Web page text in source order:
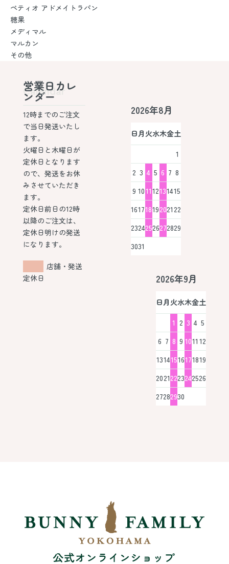
ペティオ アドメイトラパン
穂果
メディマル
マルカン
その他
Calendar
営業日カレ
ンダー
12時までのご注文
で当日発送いたし
ます。
火曜日と木曜日が
定休日となります
ので、発送をお休
みさせていただき
ます。
定休日前日の12時
以降のご注文は、
定休日明けの発送
になります。
店舗・発送
定休日
2026年8月
日月 火水木金土
1
2 3 4 5 6 7 8
9 101112131415
16171819202122
23242526272829
3031
2026年9月
日月 火水木金土
1 2 3 4 5
6 7 8 9 1011 12
13141516171819
20212223242526
27282930